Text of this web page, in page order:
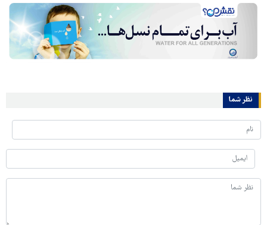
نظر شما